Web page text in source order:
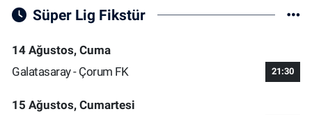
Süper Lig Fikstür
14 Ağustos, Cuma
Galatasaray - Çorum FK
21:30
15 Ağustos, Cumartesi